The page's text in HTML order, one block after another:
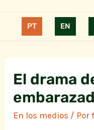
PT EN
El drama
En los medios / Por